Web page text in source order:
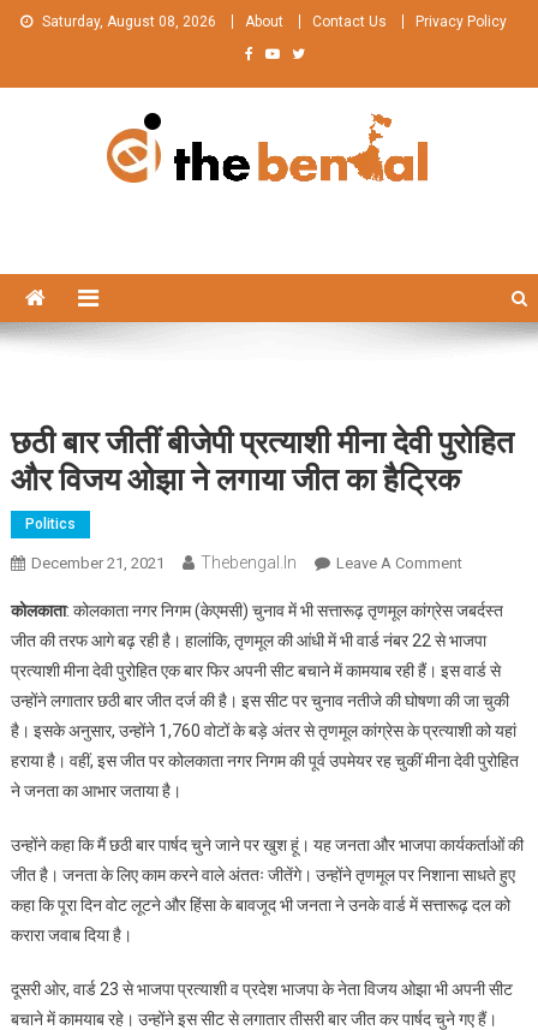
Skip
Saturday, August 08, 2026 About Contact Us Privacy Policy
छठी बार जीतीं बीजेपी प्रत्याशी मीना देवी पुरोहित
और विजय ओझा ने लगाया जीत का हैट्रिक
Politics
December 21, 2021 Thebengal.in Leave A CommentOn
बार
जीतीं
बीजेपी
प्रत्याशी
मीना
देवी
विजय
ओझा
कोलकाता: कोलकाता नगर निगम (केएमसी) चुनाव में भी सत्तारूढ़ तृणमूल कांग्रेस जबर्दस्त
जीत की तरफ आगे बढ़ रही है। हालांकि, तृणमूल की आंधी में भी वार्ड नंबर 22 से भाजपा
प्रत्याशी मीना देवी पुरोहित एक बार फिर अपनी सीट बचाने में कामयाब रही हैं। इस वार्ड से
उन्होंने लगातार छठी बार जीत दर्ज की है। इस सीट पर चुनाव नतीजे की घोषणा की जा चुकी
है। इसके अनुसार, उन्होंने 1,760 वोटों के बड़े अंतर से तृणमूल कांग्रेस के प्रत्याशी को यहां
हराया है। वहीं, इस जीत पर कोलकाता नगर निगम की पूर्व उपमेयर रह चुकीं मीना देवी पुरोहित
ने जनता का आभार जताया है।
उन्होंने कहा कि मैं छठी बार पार्षद चुने जाने पर खुश हूं। यह जनता और भाजपा कार्यकर्ताओं की
जीत है। जनता के लिए काम करने वाले अंततः जीतेंगे। उन्होंने तृणमूल पर निशाना साधते हुए
कहा कि पूरा दिन वोट लूटने और हिंसा के बावजूद भी जनता ने उनके वार्ड में सत्तारूढ़ दल को
करारा जवाब दिया है।
दूसरी ओर, वार्ड 23 से भाजपा प्रत्याशी व प्रदेश भाजपा के नेता विजय ओझा भी अपनी सीट
बचाने में कामयाब रहे। उन्होंने इस सीट से लगातार तीसरी बार जीत कर पार्षद चुने गए हैं।